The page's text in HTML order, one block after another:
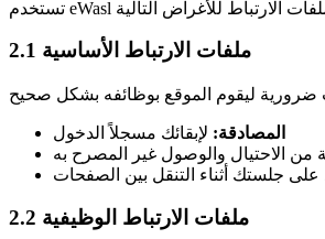
2.1 ملفات الارتباط الأساسية
المصادقة: لإبقائك مسجلاً الدخول
من الاحتيال والوصول غير المصرح به
على جلستك أثناء التنقل بين الصفحات
2.2 ملفات الارتباط الوظيفية